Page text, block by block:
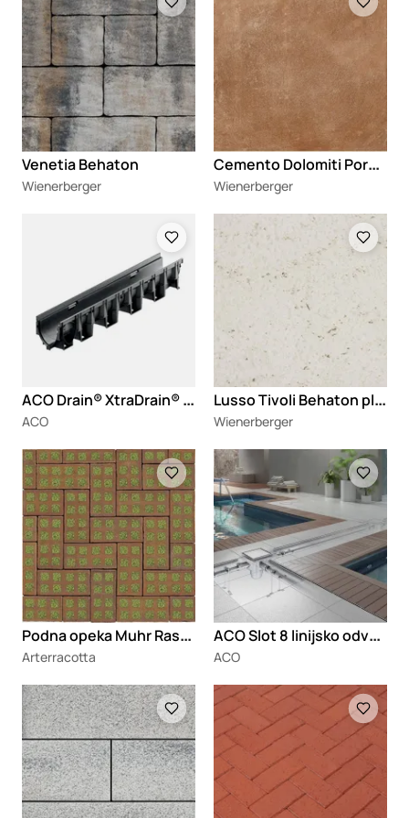
Venetia Behaton
Wienerberger
C
emento Dolomiti Porcelanske ploče
Wienerberger
A
CO Drain® XtraDrain® kanali za odvodnjavanje
ACO
Loading
L
usso Tivoli Behaton ploče
Wienerberger
Loading
P
odna opeka Muhr Rasenlochklinker
Arterracotta
Loading
A
CO Slot 8 linijsko odvodnjavanje za terase, bazene i sanitarne prostorije
ACO
Loading Loading